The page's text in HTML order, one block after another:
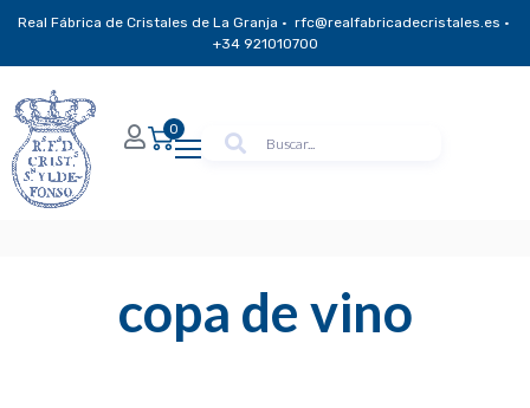
Real Fábrica de Cristales de La Granja · rfc@realfabricadecristales.es ·
+34 921010700
0
copa de vino